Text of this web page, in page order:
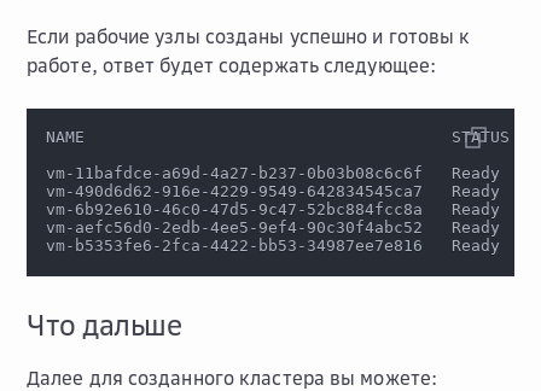
Если рабочие узлы созданы успешно и готовы к
работе, ответ будет содержать следующее:
NAME                                      STATUS
vm-11bafdce-a69d-4a27-b237-0b03b08c6c6f   Ready
vm-490d6d62-916e-4229-9549-642834545ca7   Ready
vm-6b92e610-46c0-47d5-9c47-52bc884fcc8a   Ready
vm-aefc56d0-2edb-4ee5-9ef4-90c30f4abc52   Ready
vm-b5353fe6-2fca-4422-bb53-34987ee7e816   Ready
Что дальше
Далее для созданного кластера вы можете: